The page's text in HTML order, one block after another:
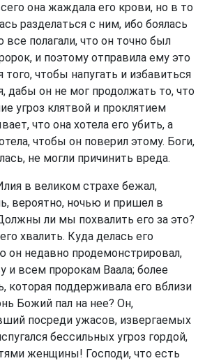
она жаждала его крови, но в то
разделаться с ним, ибо боялась
все полагали, что он точно был
и поэтому отправила ему это
того, чтобы напугать и избавиться
дабы он не мог продолжать то, что
угроз клятвой и проклятием
что она хотела его убить, а
чтобы он поверил этому. Боги,
не могли причинить вреда.
в великом страхе бежал,
вероятно, ночью и пришел в
ли мы похвалить его за это?
хвалить. Куда делась его
он недавно продемонстрировал,
и всем пророкам Ваала; более
которая поддерживала его вблизи
Божий пал на нее? Он,
посреди ужасов, извергаемых
бессильных угроз гордой,
женщины! Господи, что есть